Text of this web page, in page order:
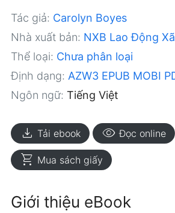
Tác giả: Carolyn Boyes
Nhà xuất bản: NXB Lao Động
Thể loại: Chưa phân loại
Định dạng: AZW3 EPUB MOBI
Ngôn ngữ: Tiếng Việt
download Tải ebook visibility Đọc online
shopping_cart Mua sách giấy
Giới thiệu eBook